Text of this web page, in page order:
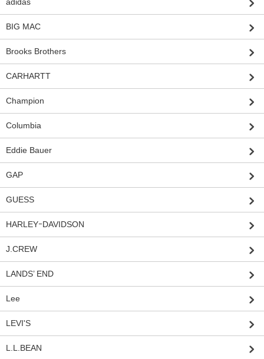
adidas
BIG MAC
Brooks Brothers
CARHARTT
Champion
Columbia
Eddie Bauer
GAP
GUESS
HARLEYｰDAVIDSON
J.CREW
LANDS’ END
Lee
LEVI'S
L.L.BEAN